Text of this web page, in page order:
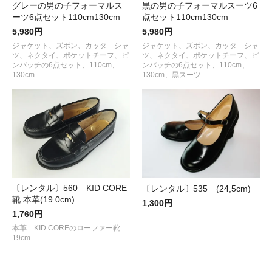
グレーの男の子フォーマルス
ーツ6点セット110cm130cm
5,980円
ジャケット、ズボン、カッタ―シャ
ツ、ネクタイ、ポケットチーフ、ピ
ンバッチの6点セット、110cm、
130cm
黒の男の子フォーマルスーツ6
点セット110cm130cm
5,980円
ジャケット、ズボン、カッタ―シャ
ツ、ネクタイ、ポケットチーフ、ピ
ンバッチの6点セット、110cm、
130cm、黒スーツ
〔レンタル〕560 KID CORE
靴 本革(19.0cm)
1,760円
本革 KID COREのローファー靴
19cm
〔レンタル〕535 (24,5cm)
1,300円